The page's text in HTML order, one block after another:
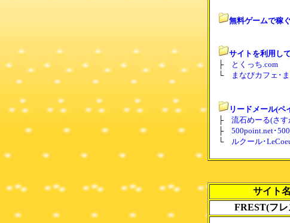
無料ゲームで稼ぐ
サイトを利用し
├
とくっち.com
└
まなびカフェ･
リードメール(ペ
├ 流石めーる(さ
├ 500point.net･
└
ルクール･
サイト名
FREST(フレ